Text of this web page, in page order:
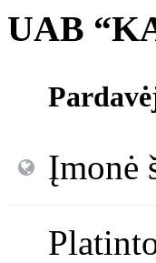
UAB
Įmonė